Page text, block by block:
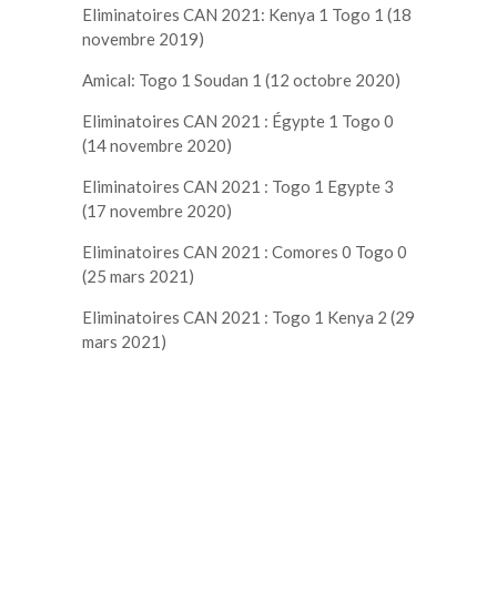
Eliminatoires CAN 2021: Kenya 1 Togo 1 (18
novembre 2019)
Amical: Togo 1 Soudan 1 (12 octobre 2020)
Eliminatoires CAN 2021 : Égypte 1 Togo 0
(14 novembre 2020)
Eliminatoires CAN 2021 : Togo 1 Egypte 3
(17 novembre 2020)
Eliminatoires CAN 2021 : Comores 0 Togo 0
(25 mars 2021)
Eliminatoires CAN 2021 : Togo 1 Kenya 2 (29
mars 2021)